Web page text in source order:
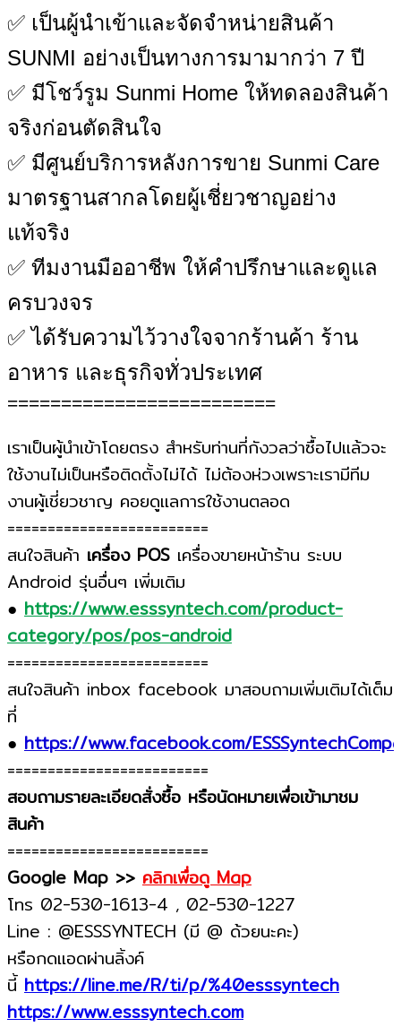
✅ เป็นผู้นำเข้าและจัดจำหน่ายสินค้า
SUNMI อย่างเป็นทางการมามากว่า 7 ปี
✅ มีโชว์รูม Sunmi Home ให้ทดลองสินค้า
จริงก่อนตัดสินใจ
✅ มีศูนย์บริการหลังการขาย Sunmi Care
มาตรฐานสากลโดยผู้เชี่ยวชาญอย่าง
แท้จริง
✅ ทีมงานมืออาชีพ ให้คำปรึกษาและดูแล
ครบวงจร
✅ ได้รับความไว้วางใจจากร้านค้า ร้าน
อาหาร และธุรกิจทั่วประเทศ
=========================
เราเป็นผู้นำเข้าโดยตรง สำหรับท่านที่กังวลว่าซื้อไปแล้วจะ
ใช้งานไม่เป็นหรือติดตั้งไม่ได้ ไม่ต้องห่วงเพราะเรามีทีม
งานผู้เชี่ยวชาญ คอยดูแลการใช้งานตลอด
=========================
สนใจสินค้า เครื่อง POS เครื่องขายหน้าร้าน ระบบ
Android รุ่นอื่นๆ เพิ่มเติม
● https://www.esssyntech.com/product-
category/pos/pos-android
=========================
สนใจสินค้า inbox facebook มาสอบถามเพิ่มเติมได้เต็ม
ที่
● https://www.facebook.com/
=========================
สอบถามรายละเอียดสั่งซื้อ หรือนัดหมายเพื่อเข้ามาชม
สินค้า
=========================
Google Map >> คลิกเพื่อดู Map
โทร 02-530-1613-4 , 02-530-1227
Line : @ESSSYNTECH (มี @ ด้วยนะคะ)
หรือกดแอดผ่านลิ้งค์
นี้ https://line.me/R/ti/p/%40esssyntech
https://www.esssyntech.com